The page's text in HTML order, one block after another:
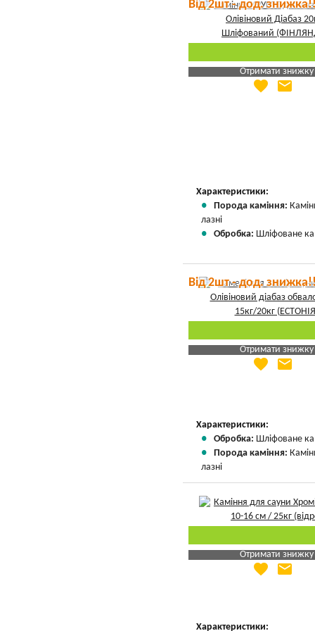
Від 2шт - дод.
Отримати знижку
Яка Ваша ціна
favorite email
Характеристики:
Порода каміння:
лазні
Обробка: Шліфоване
Від 2шт - дод.
Отримати знижку
Яка Ваша ціна
favorite email
Характеристики:
Обробка: Шліфоване
Порода каміння:
лазні
Отримати знижку
Яка Ваша ціна
favorite email
Характеристики: